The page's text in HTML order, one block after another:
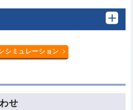
シミュレーション
せ